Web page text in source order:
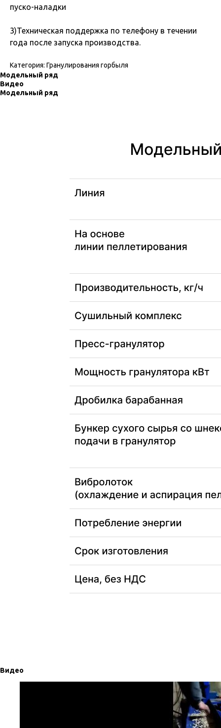
пуско-наладки
3)Техническая поддержка по телефону в течении
года после запуска производства.
Категория: Гранулирования горбыля
Модельный ряд
Видео
Модельный ряд
Видео